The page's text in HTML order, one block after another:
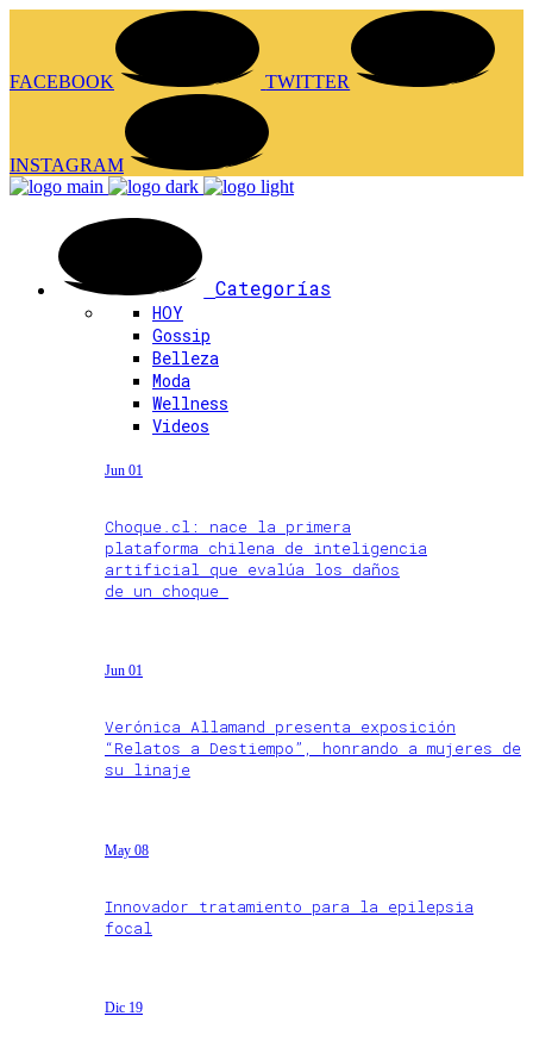
FACEBOOK TWITTER
INSTAGRAM
Categorías
HOY
Gossip
Belleza
Moda
Wellness
Videos
Jun 01
Choque.cl: nace la primera
plataforma chilena de inteligencia
artificial que evalúa los daños
de un choque
Jun 01
Verónica Allamand presenta exposición
“Relatos a Destiempo”, honrando a mujeres de
su linaje
May 08
Innovador tratamiento para la epilepsia
focal
Dic 19